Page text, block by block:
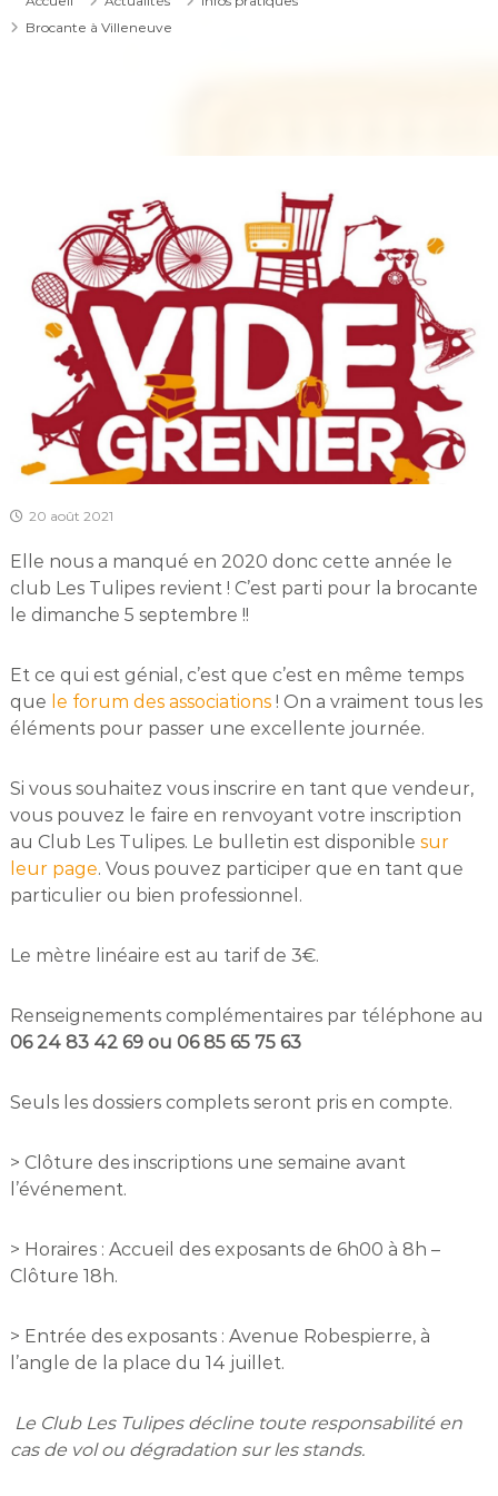
Brocante à Villeneuve
20 août 2021
Elle nous a manqué en 2020 donc cette année le
club Les Tulipes revient ! C’est parti pour la brocante
le dimanche 5 septembre !!
Et ce qui est génial, c’est que c’est en même temps
que le forum des associations! On a vraiment tous les
éléments pour passer une excellente journée.
Si vous souhaitez vous inscrire en tant que vendeur,
vous pouvez le faire en renvoyant votre inscription
au Club Les Tulipes. Le bulletin est disponible sur
leur page. Vous pouvez participer que en tant que
particulier ou bien professionnel.
Le mètre linéaire est au tarif de 3€.
Renseignements complémentaires par téléphone au
06 24 83 42 69 ou 06 85 65 75 63
Seuls les dossiers complets seront pris en compte.
> Clôture des inscriptions une semaine avant
l’événement.
> Horaires : Accueil des exposants de 6h00 à 8h –
Clôture 18h.
> Entrée des exposants : Avenue Robespierre, à
l’angle de la place du 14 juillet.
Le Club Les Tulipes décline toute responsabilité en
cas de vol ou dégradation sur les stands.